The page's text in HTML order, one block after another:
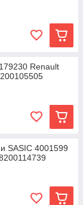
Renault
SASIC 4001599